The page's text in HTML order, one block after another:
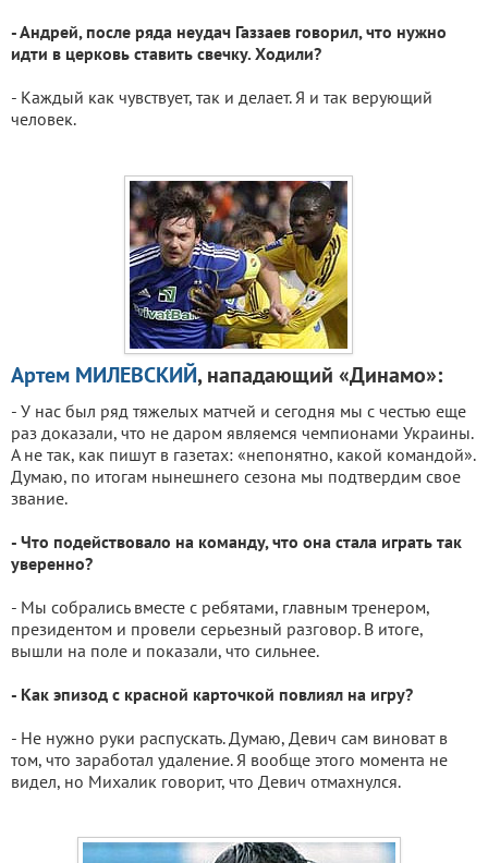
- Андрей, после ряда неудач Газзаев говорил, что нужно
идти в церковь ставить свечку. Ходили?
- Каждый как чувствует, так и делает. Я и так верующий
человек.
Артем МИЛЕВСКИЙ, нападающий «Динамо»:
- У нас был ряд тяжелых матчей и сегодня мы с честью еще
раз доказали, что не даром являемся чемпионами Украины.
А не так, как пишут в газетах: «непонятно, какой командой».
Думаю, по итогам нынешнего сезона мы подтвердим свое
звание.
- Что подействовало на команду, что она стала играть так
уверенно?
- Мы собрались вместе с ребятами, главным тренером,
президентом и провели серьезный разговор. В итоге,
вышли на поле и показали, что сильнее.
- Как эпизод с красной карточкой повлиял на игру?
- Не нужно руки распускать. Думаю, Девич сам виноват в
том, что заработал удаление. Я вообще этого момента не
видел, но Михалик говорит, что Девич отмахнулся.